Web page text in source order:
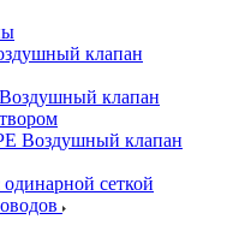
клапан
клапан
Воздушный клапан
одинарной сеткой